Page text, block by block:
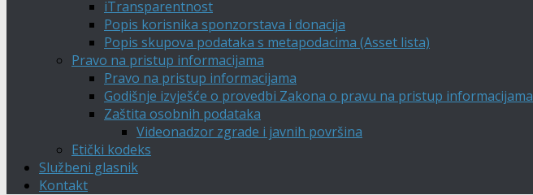
iTransparentnost
Popis korisnika sponzorstava i donacija
Popis skupova podataka s metapodacima (Asset lista)
Pravo na pristup informacijama
Pravo na pristup informacijama
Godišnje izvješće o provedbi Zakona o pravu na pristup informacijama
Zaštita osobnih podataka
Videonadzor zgrade i javnih površina
Etički kodeks
Službeni glasnik
Kontakt